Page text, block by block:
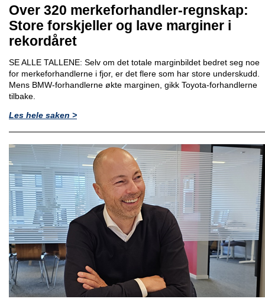
Over 320 merkeforhandler-regnskap:
Store forskjeller og lave marginer i
rekordåret
SE ALLE TALLENE: Selv om det totale marginbildet bedret seg noe
for merkeforhandlerne i fjor, er det flere som har store underskudd.
Mens BMW-forhandlerne økte marginen, gikk Toyota-forhandlerne
tilbake.
Les hele saken >